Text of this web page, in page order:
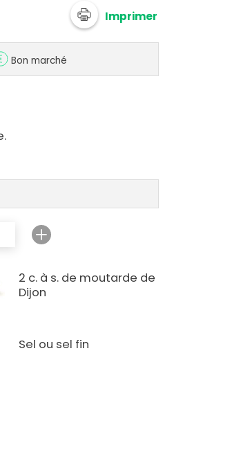
Imprimer
Bon marché
2 c. à s. de moutarde de
Dijon
Sel ou sel fin